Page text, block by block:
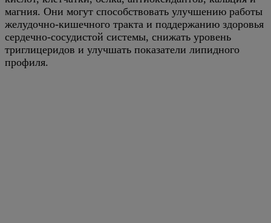
магния. Они могут способствовать улучшению работы
желудочно-кишечного тракта и поддержанию здоровья
сердечно-сосудистой системы, снижать уровень
триглицеридов и улучшать показатели липидного
профиля.